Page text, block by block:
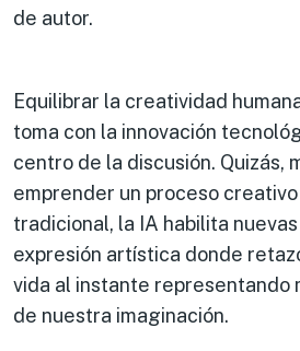
de autor.
Equilibrar la creatividad
toma con la innovación
centro de la discusión. Quizás,
emprender un proceso
tradicional, la IA habilita
expresión artística donde
vida al instante representando
de nuestra imaginación.